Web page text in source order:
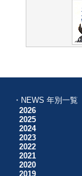
・NEWS 年別一覧
2026
2025
2024
2023
2022
2021
2020
2019